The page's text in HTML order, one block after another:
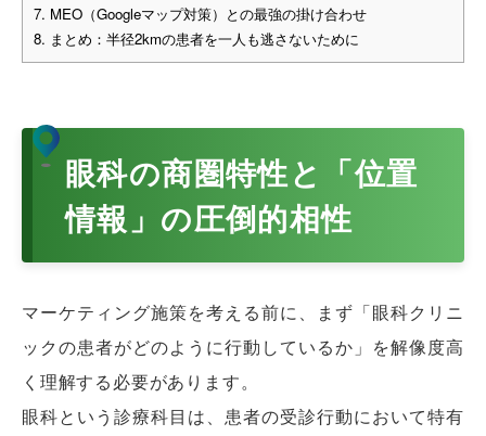
7. MEO（Googleマップ対策）との最強の掛け合わせ
8. まとめ：半径2kmの患者を一人も逃さないために
眼科の商圏特性と「位置
情報」の圧倒的相性
マーケティング施策を考える前に、まず「眼科クリニ
ックの患者がどのように行動しているか」を解像度高
く理解する必要があります。
眼科という診療科目は、患者の受診行動において特有